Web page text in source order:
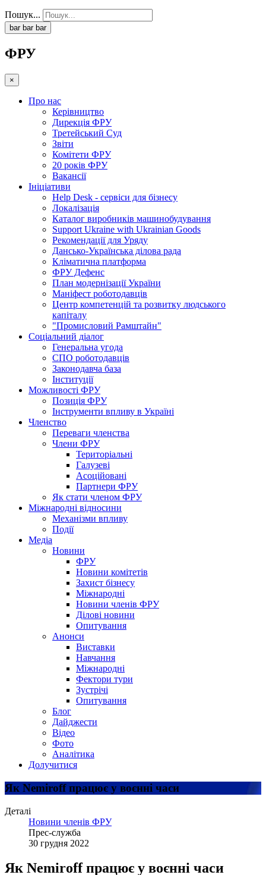
Пошук...
bar bar bar
ФРУ
×
Про нас
Керівництво
Дирекція ФРУ
Третейський Суд
Звіти
Комітети ФРУ
20 років ФРУ
Вакансії
Ініціативи
Help Desk - сервіси для бізнесу
Локалізація
Каталог виробників машинобудування
Support Ukraine with Ukrainian Goods
Рекомендації для Уряду
Дансько-Українська ділова рада
Кліматична платформа
ФРУ Дефенс
План модернізації України
Маніфест роботодавців
Центр компетенцій та розвитку людського
капіталу
"Промисловий Рамштайн"
Соціальний діалог
Генеральна угода
СПО роботодавців
Законодавча база
Інституції
Можливості ФРУ
Позиція ФРУ
Інструменти впливу в Україні
Членство
Переваги членства
Члени ФРУ
Територіальні
Галузеві
Асоційовані
Партнери ФРУ
Як стати членом ФРУ
Міжнародні відносини
Механізми впливу
Події
Медіа
Новини
ФРУ
Новини комітетів
Захист бізнесу
Міжнародні
Новини членів ФРУ
Ділові новини
Опитування
Анонси
Виставки
Навчання
Міжнародні
Фектори тури
Зустрічі
Опитування
Блог
Дайджести
Відео
Фото
Аналітика
Долучитися
Як Nemiroff працює у воєнні часи
Деталі
Новини членів ФРУ
Прес-служба
30 грудня 2022
Як Nemiroff працює у воєнні часи